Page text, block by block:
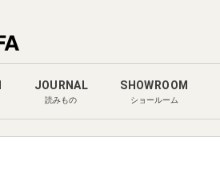
JOURNAL
読みもの
SHOWROOM
ショールーム